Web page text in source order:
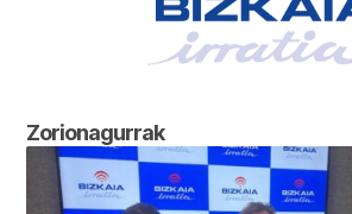
Zorionagurrak